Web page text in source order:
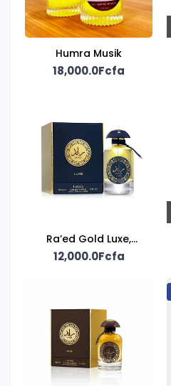
Humra Musik
18,000.0Fcfa
Ra’ed Gold Luxe,
Lattafa unisex eau de
12,000.0Fcfa